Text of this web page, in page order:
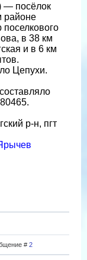
— посёлок
районе
в 38 км
и в 6 км
Цепухи.
р-н, пгт
# 2